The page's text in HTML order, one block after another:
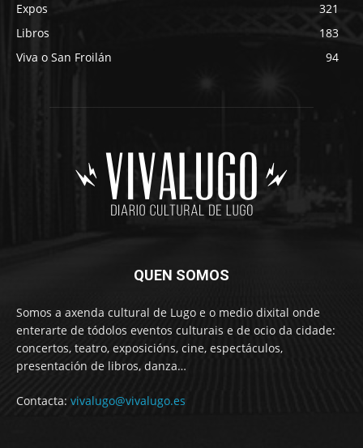
Expos
321
Libros
183
Viva o San Froilán
94
QUEN SOMOS
Somos a axenda cultural de Lugo e o medio dixital onde
enterarte de tódolos eventos culturais e de ocio da cidade:
concertos, teatro, exposicións, cine, espectáculos,
presentación de libros, danza…
Contacta: vivalugo@vivalugo.es